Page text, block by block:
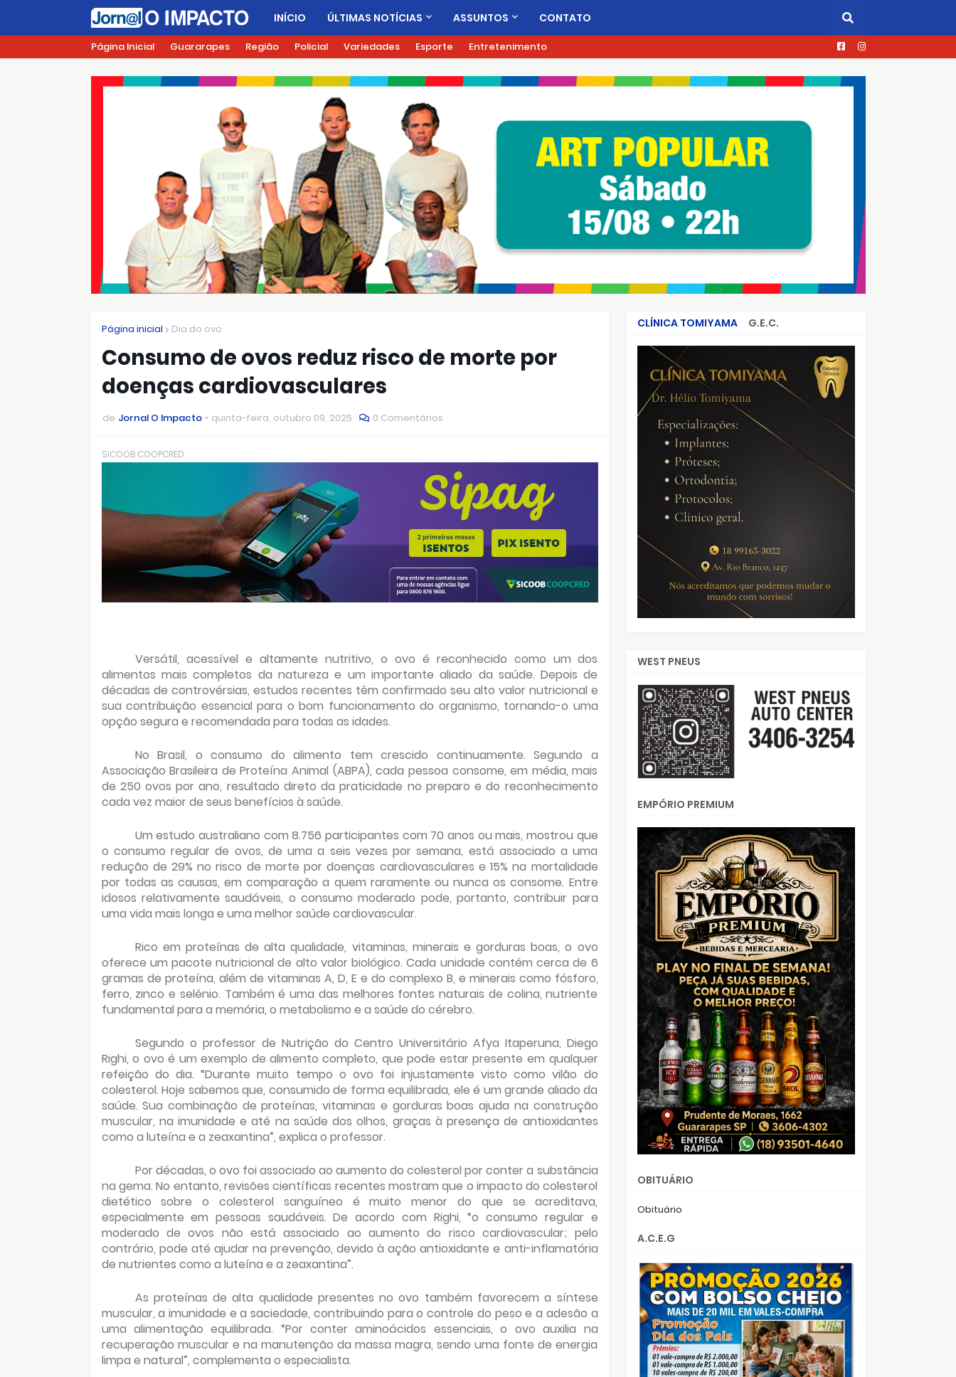
INÍCIO ÚLTIMAS NOTÍCIAS ASSUNTOS CONTATO
Página Inicial Guararapes Região Policial Variedades Esporte Entretenimento
Página inicial Dia do ovo
Consumo de ovos reduz risco de morte por
doenças cardiovasculares
de Jornal O Impacto quinta-feira, outubro 09, 2025 0 Comentários
SICOOB COOPCRED
Versátil, acessível e altamente nutritivo, o ovo é reconhecido como um dos
alimentos mais completos da natureza e um importante aliado da saúde. Depois de
décadas de controvérsias, estudos recentes têm confirmado seu alto valor nutricional e
sua contribuição essencial para o bom funcionamento do organismo, tornando-o uma
opção segura e recomendada para todas as idades.
No Brasil, o consumo do alimento tem crescido continuamente. Segundo a
Associação Brasileira de Proteína Animal (ABPA), cada pessoa consome, em média, mais
de 250 ovos por ano, resultado direto da praticidade no preparo e do reconhecimento
cada vez maior de seus benefícios à saúde.
Um estudo australiano com 8.756 participantes com 70 anos ou mais, mostrou que
o consumo regular de ovos, de uma a seis vezes por semana, está associado a uma
redução de 29% no risco de morte por doenças cardiovasculares e 15% na mortalidade
por todas as causas, em comparação a quem raramente ou nunca os consome. Entre
idosos relativamente saudáveis, o consumo moderado pode, portanto, contribuir para
uma vida mais longa e uma melhor saúde cardiovascular.
Rico em proteínas de alta qualidade, vitaminas, minerais e gorduras boas, o ovo
oferece um pacote nutricional de alto valor biológico. Cada unidade contém cerca de 6
gramas de proteína, além de vitaminas A, D, E e do complexo B, e minerais como fósforo,
ferro, zinco e selênio. Também é uma das melhores fontes naturais de colina, nutriente
fundamental para a memória, o metabolismo e a saúde do cérebro.
Segundo o professor de Nutrição do Centro Universitário Afya Itaperuna, Diego
Righi, o ovo é um exemplo de alimento completo, que pode estar presente em qualquer
refeição do dia. “Durante muito tempo o ovo foi injustamente visto como vilão do
colesterol. Hoje sabemos que, consumido de forma equilibrada, ele é um grande aliado da
saúde. Sua combinação de proteínas, vitaminas e gorduras boas ajuda na construção
muscular, na imunidade e até na saúde dos olhos, graças à presença de antioxidantes
como a luteína e a zeaxantina”, explica o professor.
Por décadas, o ovo foi associado ao aumento do colesterol por conter a substância
na gema. No entanto, revisões científicas recentes mostram que o impacto do colesterol
dietético sobre o colesterol sanguíneo é muito menor do que se acreditava,
especialmente em pessoas saudáveis. De acordo com Righi, “o consumo regular e
moderado de ovos não está associado ao aumento do risco cardiovascular; pelo
contrário, pode até ajudar na prevenção, devido à ação antioxidante e anti-inflamatória
de nutrientes como a luteína e a zeaxantina”.
As proteínas de alta qualidade presentes no ovo também favorecem a síntese
muscular, a imunidade e a saciedade, contribuindo para o controle do peso e a adesão a
uma alimentação equilibrada. “Por conter aminoácidos essenciais, o ovo auxilia na
recuperação muscular e na manutenção da massa magra, sendo uma fonte de energia
limpa e natural”, complementa o especialista.
CLÍNICA TOMIYAMA
G.E.C.
CRIMES QUE ABALARAM O BRASIL
WEST PNEUS
EMPÓRIO PREMIUM
OBITUÁRIO
Obituário
A.C.E.G